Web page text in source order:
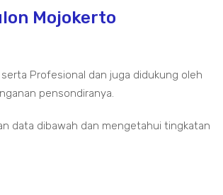
Mojokerto
Profesional dan juga didukung oleh
pensondiranya.
data dibawah dan mengetahui tingkatan